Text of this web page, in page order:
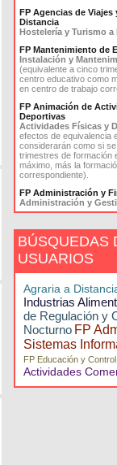
FP Agencias de
Distancia
Hostelería y Turismo a
FP Mantenimiento de
Instalación y
(equivalente a cinco
centro educativo como
en centro de trabajo
FP Animación de
Deportivas
Actividades Físicas y
efectos de equivalencia
considerarán como si
trimestres de formación
máximo, más la
correspondiente).
FP Administración y
Administración y
BÚSQUEDAS
USUARIOS
Agraria a
Industrias
de Regulación y
Nocturno FP
Sistemas
FP Educación y
Actividades